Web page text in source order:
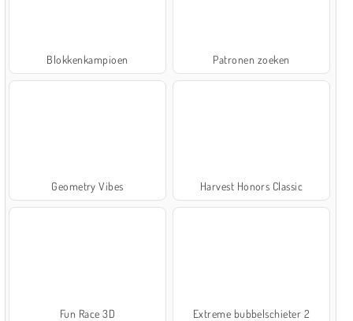
Blokkenkampioen Patronen zoeken
Geometry Vibes Harvest Honors Classic
Fun Race 3D Extreme bubbelschieter 2